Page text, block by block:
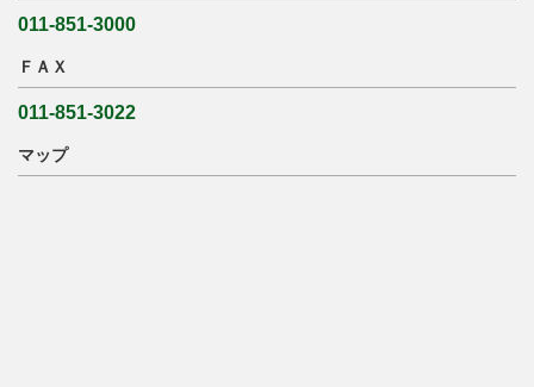
011-851-3000
ＦＡＸ
011-851-3022
マップ